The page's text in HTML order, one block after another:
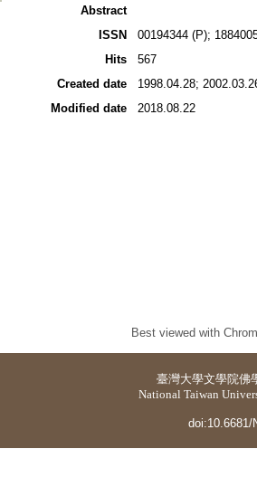
Abstract
ISSN
00194344 (P);
Hits
567
Created date
1998.04.28;
Modified date
2018.08.22
Best viewed with
臺灣大學文學院佛
National Taiwan
doi:10.6681/